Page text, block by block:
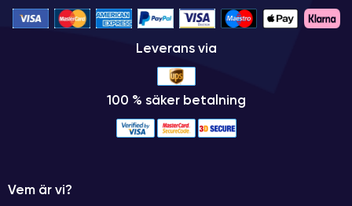
Leverans via
100 % säker betalning
Vem är vi?